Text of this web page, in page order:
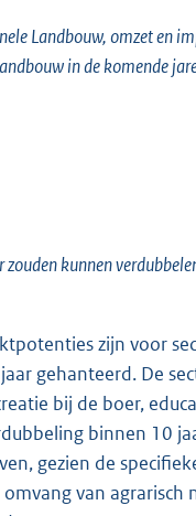
Landbouw, omzet en
in de komende
kunnen
zijn voor
gehanteerd. De
bij de boer,
binnen 10
gezien de
van agrarisch